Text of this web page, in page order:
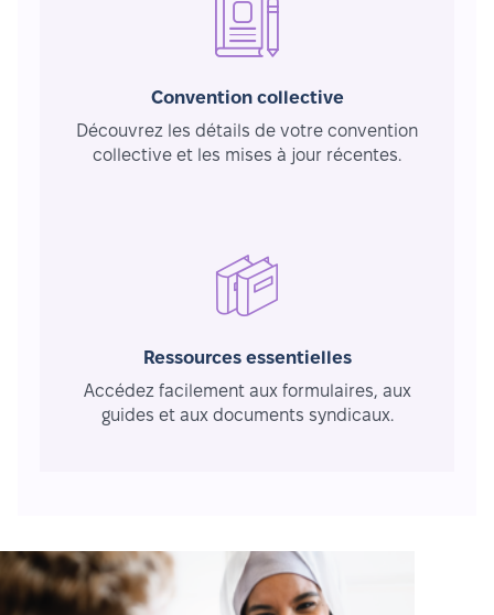
Convention collective
Découvrez les détails de votre convention
collective et les mises à jour récentes.
Ressources essentielles
Accédez facilement aux formulaires, aux
guides et aux documents syndicaux.